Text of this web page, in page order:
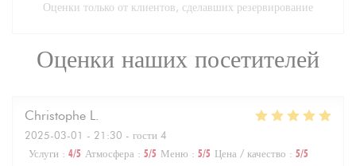
Оценки наших посетителей
Christophe L
2025-03-01 - 21:30 - гости 4
Услуги : 4/5 Атмосфера : 5/5 Меню : 5/5 Цена / качество : 5/5
Оценки только от клиентов, сделавших резервирование